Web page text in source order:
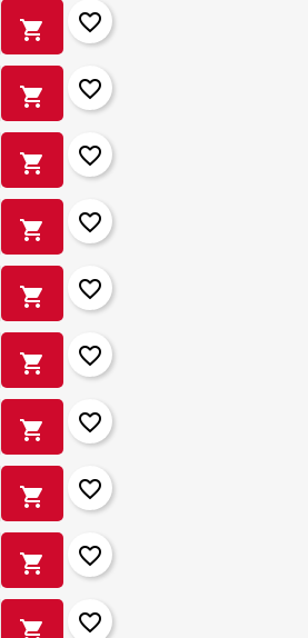
shopping_cart favorite_border
shopping_cart favorite_border
shopping_cart favorite_border
shopping_cart favorite_border
shopping_cart favorite_border
shopping_cart favorite_border
shopping_cart favorite_border
shopping_cart favorite_border
shopping_cart favorite_border
shopping_cart favorite_border